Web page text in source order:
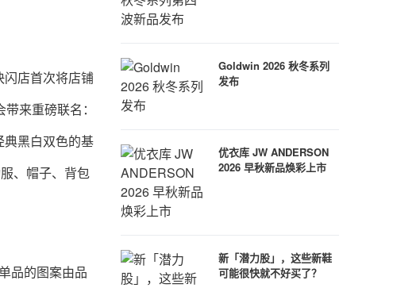
店首次将店铺
来重磅联名：
黑白双色的基
、帽子、背包
品的图案由品
Goldwin 2026 秋冬系列
发布
优衣库 JW ANDERSON
2026 早秋新品焕彩上市
新「潜力股」，这些新鞋
可能很快就不好买了？